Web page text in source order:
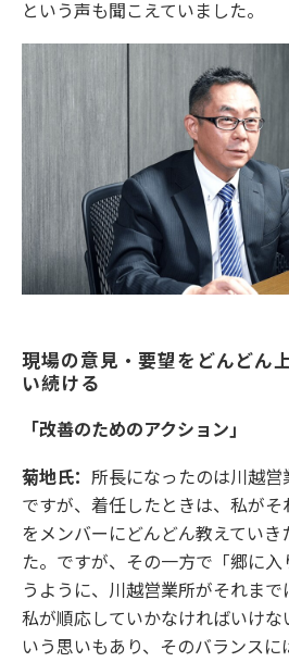
という声も聞こえていました。
現場の意見・要望をどんどん
い続ける
「改善のためのアクション」
菊地氏： 所長になったのは川越
ですが、着任したときは、私がそ
をメンバーにどんどん教えていき
た。ですが、その一方で「郷に
うように、川越営業所がそれま
私が順応していかなければいけな
いう思いもあり、そのバランス